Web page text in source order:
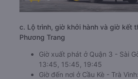
c. Lộ trình, giờ khởi hành và giờ kết
Phương Trang
Giờ xuất phát ở Quận 3 - Sài
13:45, 15:45, 19:45
Giờ đến nơi ở Cầu Kè - Trà